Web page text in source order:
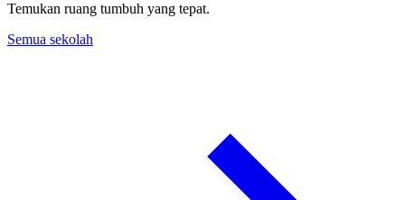
Temukan ruang tumbuh yang tepat.
Semua sekolah